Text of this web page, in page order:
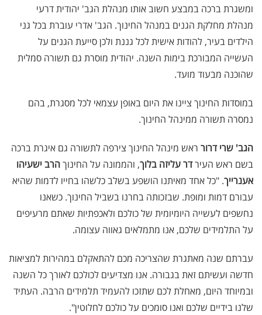
ומשגרת ברכה במבצע חשוב אותו מנהלת הגב' יהודית דרעי
מנהלת מחלקת הגנים במנהל החינוך. הגב' אדרי עוברת בכל גני
הילדים בעיר, להודות אישית לכל גננת ולכן סייעת הגנים על
העשייה המבורכת בימות השנה. יהודית מוסרת גם תשורה סמלית
שהוכנה מבעוד מועד.
במוסדות החינוך ציינו את היום באופן עצמאי לכל מסגרת, בהם
נמסרה תשורה ממינהל החינוך.
הגב' שרי דרור ראש מינהל החינוך צירפה לתשורה גם איגרת ברכה
בשם ראש העירדר עליזה בלוך, והממונה על החינוךהרב ישעיהו
אענרייך. "כל אחד מאיתנו הושפע בשלב כלשהו בחייו לדמות שהיא
עבורם דמות ומופת. שבזכותה בחרנו בשביל החינוך. כשאנו
נחשפים לעשייה היומיומית של כולכם ולאכפתיות שאתם מרעיפים
על התלמידים שלכם, אנו מתמלאים גאווה עצומה.
עברתם שנה מאתגרת שהצריכה מכם להתאקלם במהירות למציאות
חדשה ועשיתם זאת בגבורה. אנו מצדיעים לכולכם לאורך כל השנה
ובמיוחד היום, מאחלת לכם שתזכו להעמיד תלמידים הרבה. העתיד
שלנו בידיים שלכם ואנו סומכים על כולכם לחלוטין".